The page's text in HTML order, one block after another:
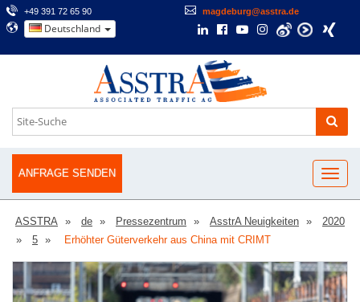
+49 391 72 65 90 magdeburg@asstra.de
Deutschland
ANFRAGE SENDEN
ASSTRA de Pressezentrum AsstrA Neuigkeiten
2020
5
Erhöhter Güterverkehr aus China mit CRIMT